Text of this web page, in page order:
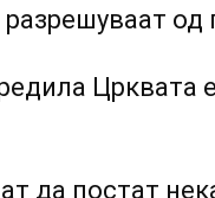
од
Црквата
да постат